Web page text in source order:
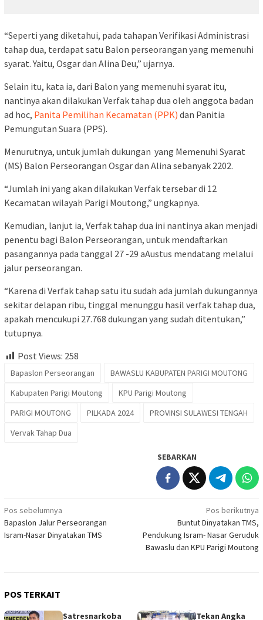
“Seperti yang diketahui, pada tahapan Verifikasi Administrasi
tahap dua, terdapat satu Balon perseorangan yang memenuhi
syarat. Yaitu, Osgar dan Alina Deu,” ujarnya.
Selain itu, kata ia, dari Balon yang memenuhi syarat itu,
nantinya akan dilakukan Verfak tahap dua oleh anggota badan
ad hoc, Panita Pemilihan Kecamatan (PPK) dan Panitia
Pemungutan Suara (PPS).
Menurutnya, untuk jumlah dukungan yang Memenuhi Syarat
(MS) Balon Perseorangan Osgar dan Alina sebanyak 2202.
“Jumlah ini yang akan dilakukan Verfak tersebar di 12
Kecamatan wilayah Parigi Moutong,” ungkapnya.
Kemudian, lanjut ia, Verfak tahap dua ini nantinya akan menjadi
penentu bagi Balon Perseorangan, untuk mendaftarkan
pasangannya pada tanggal 27 -29 aAustus mendatang melalui
jalur perseorangan.
“Karena di Verfak tahap satu itu sudah ada jumlah dukungannya
sekitar delapan ribu, tinggal menunggu hasil verfak tahap dua,
apakah mencukupi 27.768 dukungan yang sudah ditentukan,”
tutupnya.
Post Views: 258
Bapaslon Perseorangan
BAWASLU KABUPATEN PARIGI MOUTONG
Kabupaten Parigi Moutong
KPU Parigi Moutong
PARIGI MOUTONG
PILKADA 2024
PROVINSI SULAWESI TENGAH
Vervak Tahap Dua
SEBARKAN
Navigasi
pos
Pos sebelumnya
Bapaslon Jalur Perseorangan
Isram-Nasar Dinyatakan TMS
Pos berikutnya
Buntut Dinyatakan TMS,
Pendukung Isram- Nasar Geruduk
Bawaslu dan KPU Parigi Moutong
POS TERKAIT
Satresnarkoba Tekan Angka